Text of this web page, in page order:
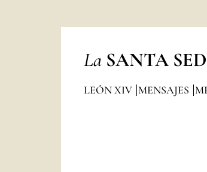
La SANTA
LEÓN XIV MENSAJES